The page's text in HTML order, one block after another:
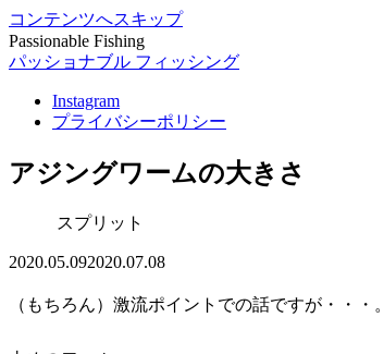
コンテンツへスキップ
Passionable Fishing
パッショナブル フィッシング
Instagram
プライバシーポリシー
アジングワームの大きさ
スプリット
2020.05.092020.07.08
（もちろん）激流ポイントでの話ですが・・・。